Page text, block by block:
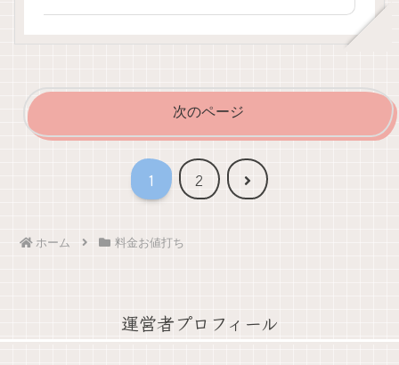
次のページ
1 2
次
ホーム 料金お値打ち
運営者プロフィール